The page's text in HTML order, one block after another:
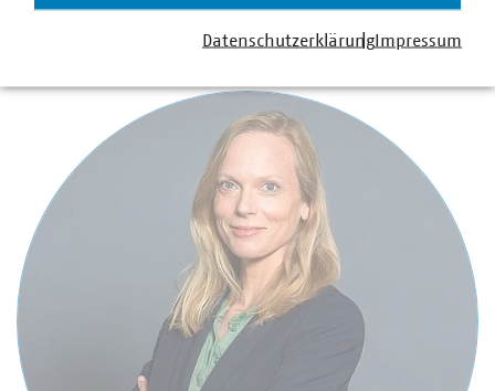
DatenschutzerklärungImpressum